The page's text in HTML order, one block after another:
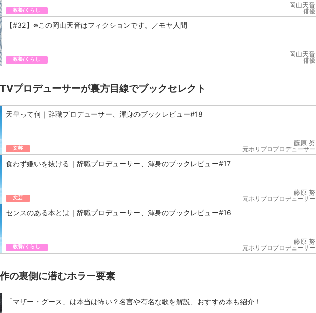
教養/くらし
岡山天音
俳優
【#32】※この岡山天音はフィクションです。／モヤ人間
教養/くらし
岡山天音
俳優
プロデューサーが裏方目線でブックセレクト
天皇って何｜辞職プロデューサー、渾身のブックレビュー#18
文芸
藤原 努
元ホリプロプロデューサー
食わず嫌いを抜ける｜辞職プロデューサー、渾身のブックレビュー#17
文芸
藤原 努
元ホリプロプロデューサー
センスのある本とは｜辞職プロデューサー、渾身のブックレビュー#16
教養/くらし
藤原 努
元ホリプロプロデューサー
の裏側に潜むホラー要素
「マザー・グース」は本当は怖い？名言や有名な歌を解説、おすすめ本も紹介！